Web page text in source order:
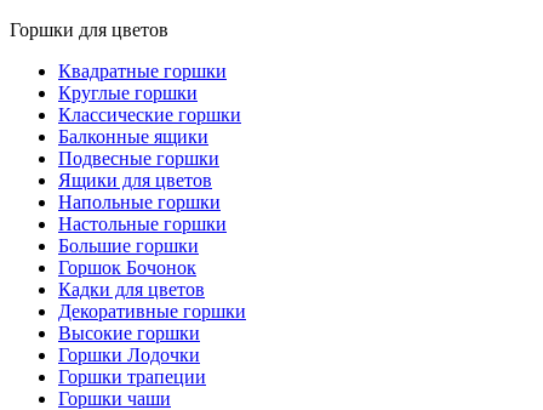
Горшки для цветов
Квадратные горшки
Круглые горшки
Классические горшки
Балконные ящики
Подвесные горшки
Ящики для цветов
Напольные горшки
Настольные горшки
Большие горшки
Горшок Бочонок
Кадки для цветов
Декоративные горшки
Высокие горшки
Горшки Лодочки
Горшки трапеции
Горшки чаши